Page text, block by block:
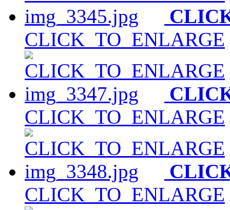
CLICK_TO_ENLARGE
CLICK_TO_ENLARGE
CLICK_TO_ENLARGE